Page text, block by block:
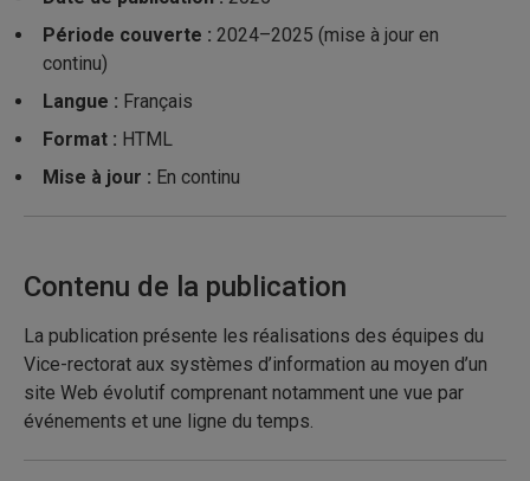
Période couverte : 2024–2025 (mise à jour en
continu)
Langue : Français
Format : HTML
Mise à jour : En continu
Contenu de la publication
La publication présente les réalisations des équipes du
Vice-rectorat aux systèmes d’information au moyen d’un
site Web évolutif comprenant notamment une vue par
événements et une ligne du temps.